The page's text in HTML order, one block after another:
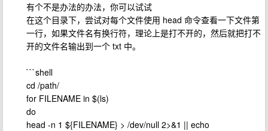
有个不是办法的办法，你可以试试
在这个目录下，尝试对每个文件使用 head 命令查看一下文件第
一行，如果文件名有换行符，理论上是打不开的，然后就把打不
开的文件名输出到一个 txt 中。
```shell
cd /path/
for FILENAME in $(ls)
do
head -n 1 ${FILENAME} > /dev/null 2>&1 || echo